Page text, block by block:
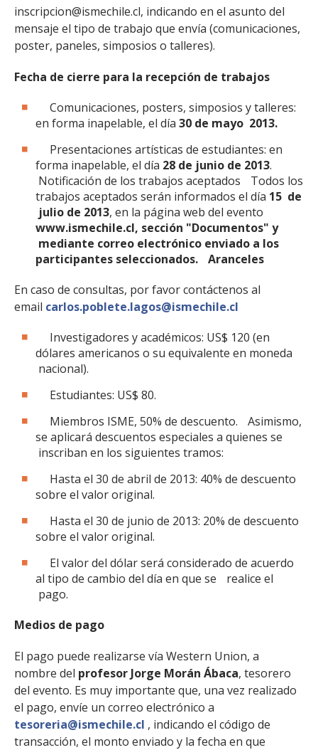
inscripcion@ismechile.cl, indicando en el asunto del
mensaje el tipo de trabajo que envía (comunicaciones,
poster, paneles, simposios o talleres).
Fecha de cierre para la recepción de trabajos
Comunicaciones, posters, simposios y talleres:
en forma inapelable, el día 30 de mayo 2013.
Presentaciones artísticas de estudiantes: en
forma inapelable, el día 28 de junio de 2013.
Notificación de los trabajos aceptados Todos los
trabajos aceptados serán informados el día 15 de
julio de 2013, en la página web del evento
www.ismechile.cl, sección "Documentos" y
mediante correo electrónico enviado a los
participantes seleccionados. Aranceles
En caso de consultas, por favor contáctenos al
email carlos.poblete.lagos@ismechile.cl
Investigadores y académicos: US$ 120 (en
dólares americanos o su equivalente en moneda
nacional).
Estudiantes: US$ 80.
Miembros ISME, 50% de descuento. Asimismo,
se aplicará descuentos especiales a quienes se
inscriban en los siguientes tramos:
Hasta el 30 de abril de 2013: 40% de descuento
sobre el valor original.
Hasta el 30 de junio de 2013: 20% de descuento
sobre el valor original.
El valor del dólar será considerado de acuerdo
al tipo de cambio del día en que se realice el
pago.
Medios de pago
El pago puede realizarse vía Western Union, a
nombre del profesor Jorge Morán Ábaca, tesorero
del evento. Es muy importante que, una vez realizado
el pago, envíe un correo electrónico a
tesoreria@ismechile.cl , indicando el código de
transacción, el monto enviado y la fecha en que